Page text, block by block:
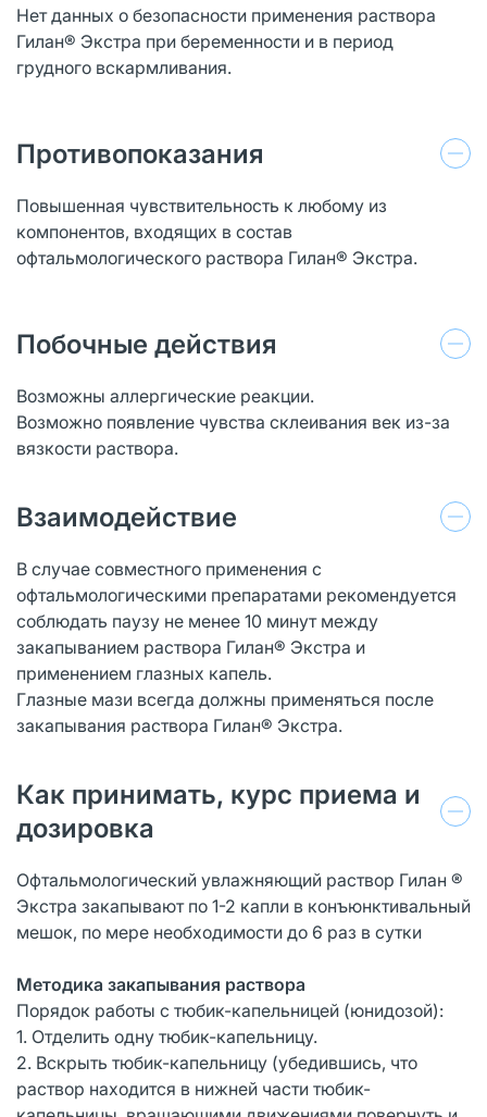
Нет данных о безопасности применения раствора
Гилан® Экстра при беременности и в период
грудного вскармливания.
Противопоказания
Повышенная чувствительность к любому из
компонентов, входящих в состав
офтальмологического раствора Гилан® Экстра.
Побочные действия
Возможны аллергические реакции.
Возможно появление чувства склеивания век из-за
вязкости раствора.
Взаимодействие
В случае совместного применения с
офтальмологическими препаратами рекомендуется
соблюдать паузу не менее 10 минут между
закапыванием раствора Гилан® Экстра и
применением глазных капель.
Глазные мази всегда должны применяться после
закапывания раствора Гилан® Экстра.
Как принимать, курс приема и
дозировка
Офтальмологический увлажняющий раствор Гилан ®
Экстра закапывают по 1-2 капли в конъюнктивальный
мешок, по мере необходимости до 6 раз в сутки
Методика закапывания раствора
Порядок работы с тюбик-капельницей (юнидозой):
1. Отделить одну тюбик-капельницу.
2. Вскрыть тюбик-капельницу (убедившись, что
раствор находится в нижней части тюбик-